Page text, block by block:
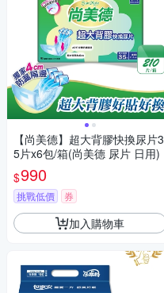
【尚美德】超大背膠快換尿片3
5片x6包/箱(尚美德 尿片 日用)
$990
挑戰低價 券
加入購物車